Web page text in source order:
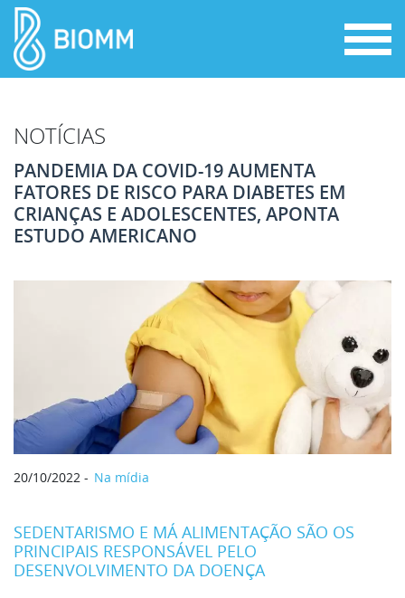
NOTÍCIAS
PANDEMIA DA COVID-19 AUMENTA
FATORES DE RISCO PARA DIABETES EM
CRIANÇAS E ADOLESCENTES, APONTA
ESTUDO AMERICANO
20/10/2022 Na mídia
SEDENTARISMO E MÁ ALIMENTAÇÃO SÃO OS
PRINCIPAIS RESPONSÁVEL PELO
DESENVOLVIMENTO DA DOENÇA